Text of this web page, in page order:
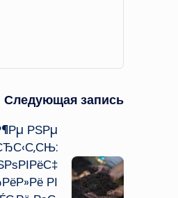
Следующая запись
РЅРµ
РІ